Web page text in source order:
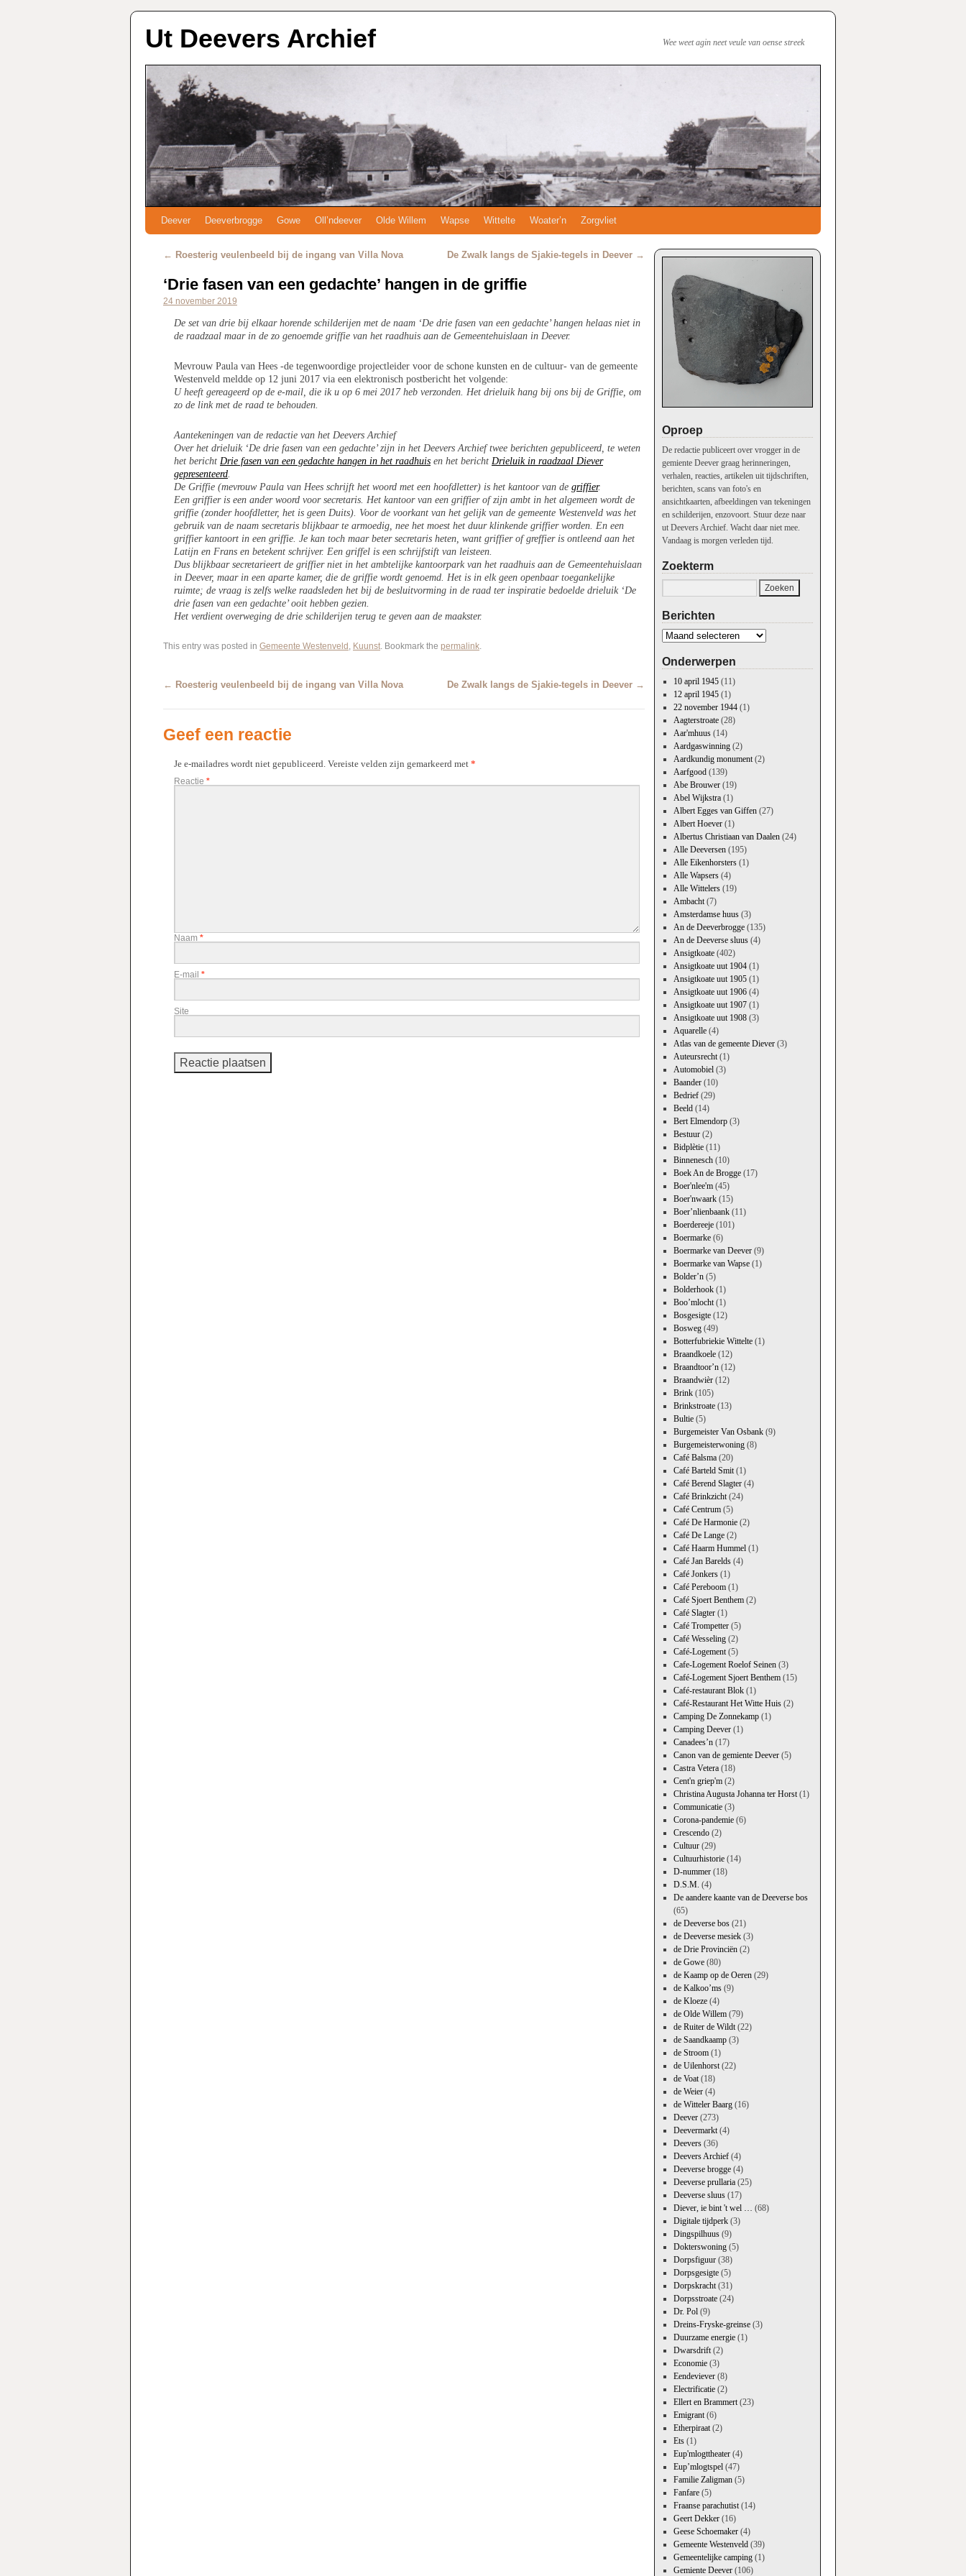
Ut Deevers Archief Wee weet agin neet veule van oense streek
Deever Deeverbrogge Gowe Oll’ndeever Olde Willem Wapse Wittelte Woater’n Zorgvliet
← Roesterig veulenbeeld bij de ingang van Villa Nova De Zwalk langs de Sjakie-tegels in Deever →
‘Drie fasen van een gedachte’ hangen in de griffie
24 november 2019
De set van drie bij elkaar horende schilderijen met de naam ‘De drie fasen van een gedachte’ hangen helaas niet in
de raadzaal maar in de zo genoemde griffie van het raadhuis aan de Gemeentehuislaan in Deever.
Mevrouw Paula van Hees -de tegenwoordige projectleider voor de schone kunsten en de cultuur- van de gemeente
Westenveld meldde op 12 juni 2017 via een elektronisch postbericht het volgende:
U heeft gereageerd op de e-mail, die ik u op 6 mei 2017 heb verzonden. Het drieluik hang bij ons bij de Griffie, om
zo de link met de raad te behouden.
Aantekeningen van de redactie van het Deevers Archief
Over het drieluik ‘De drie fasen van een gedachte’ zijn in het Deevers Archief twee berichten gepubliceerd, te weten
het bericht Drie fasen van een gedachte hangen in het raadhuis en het bericht Drieluik in raadzaal Diever
gepresenteerd
De Griffie (mevrouw Paula van Hees schrijft het woord met een hoofdletter) is het kantoor van de griffier.
Een griffier is een ander woord voor secretaris. Het kantoor van een griffier of zijn ambt in het algemeen wordt de
griffie (zonder hoofdletter, het is geen Duits). Voor de voorkant van het gelijk van de gemeente Westenveld was het
gebruik van de naam secretaris blijkbaar te armoedig, nee het moest het duur klinkende griffier worden. En een
griffier kantoort in een griffie. Je kan toch maar beter secretaris heten, want griffier of greffier is ontleend aan het
Latijn en Frans en betekent schrijver. Een griffel is een schrijfstift van leisteen.
Dus blijkbaar secretarieert de griffier niet in het ambtelijke kantoorpark van het raadhuis aan de Gemeentehuislaan
in Deever, maar in een aparte kamer, die de griffie wordt genoemd. Het is in elk geen openbaar toegankelijke
ruimte; de vraag is zelfs welke raadsleden het bij de besluitvorming in de raad ter inspiratie bedoelde drieluik ‘De
drie fasen van een gedachte’ ooit hebben gezien.
Het verdient overweging de drie schilderijen terug te geven aan de maakster.
This entry was posted in Gemeente Westenveld , Kuunst. Bookmark the permalink.
← Roesterig veulenbeeld bij de ingang van Villa Nova De Zwalk langs de Sjakie-tegels in Deever →
Geef een reactie
Je e-mailadres wordt niet gepubliceerd. Vereiste velden zijn gemarkeerd met *
Reactie *
Naam *
E-mail *
Site
Oproep
De redactie publiceert over vrogger in de
gemiente Deever graag herinneringen,
verhalen, reacties, artikelen uit tijdschriften,
berichten, scans van foto's en
ansichtkaarten, afbeeldingen van tekeningen
en schilderijen, enzovoort. Stuur deze naar
ut Deevers Archief. Wacht daar niet mee.
Vandaag is morgen verleden tijd.
Zoekterm
Berichten
Onderwerpen
10 april 1945(11)
12 april 1945(1)
22 november 1944(1)
Aagterstroate(28)
Aar'mhuus(14)
Aardgaswinning(2)
Aardkundig monument(2)
Aarfgood(139)
Abe Brouwer(19)
Abel Wijkstra(1)
Albert Egges van Giffen(27)
Albert Hoever(1)
Albertus Christiaan van Daalen(24)
Alle Deeversen(195)
Alle Eikenhorsters(1)
Alle Wapsers(4)
Alle Wittelers(19)
Ambacht(7)
Amsterdamse huus(3)
An de Deeverbrogge(135)
An de Deeverse sluus(4)
Ansigtkoate(402)
Ansigtkoate uut 1904(1)
Ansigtkoate uut 1905(1)
Ansigtkoate uut 1906(4)
Ansigtkoate uut 1907(1)
Ansigtkoate uut 1908(3)
Aquarelle(4)
Atlas van de gemeente Diever(3)
Auteursrecht(1)
Automobiel(3)
Baander(10)
Bedrief(29)
Beeld(14)
Bert Elmendorp(3)
Bestuur(2)
Bidplètie(11)
Binnenesch(10)
Boek An de Brogge(17)
Boer'nlee'm(45)
Boer'nwaark(15)
Boer’nlienbaank(11)
Boerdereeje(101)
Boermarke(6)
Boermarke van Deever(9)
Boermarke van Wapse(1)
Bolder’n(5)
Bolderhook(1)
Boo’mlocht(1)
Bosgesigte(12)
Bosweg(49)
Botterfubriekie Wittelte(1)
Braandkoele(12)
Braandtoor’n(12)
Braandwièr(12)
Brink(105)
Brinkstroate(13)
Bultie(5)
Burgemeister Van Osbank(9)
Burgemeisterwoning(8)
Café Balsma(20)
Café Barteld Smit(1)
Café Berend Slagter(4)
Café Brinkzicht(24)
Café Centrum(5)
Café De Harmonie(2)
Café De Lange(2)
Café Haarm Hummel(1)
Café Jan Barelds(4)
Café Jonkers(1)
Café Pereboom(1)
Café Sjoert Benthem(2)
Café Slagter(1)
Café Trompetter(5)
Café Wesseling(2)
Café-Logement(5)
Cafe-Logement Roelof Seinen(3)
Café-Logement Sjoert Benthem(15)
Café-restaurant Blok(1)
Café-Restaurant Het Witte Huis(2)
Camping De Zonnekamp(1)
Camping Deever(1)
Canadees’n(17)
Canon van de gemiente Deever(5)
Castra Vetera(18)
Cent'n griep'm(2)
Christina Augusta Johanna ter Horst(1)
Communicatie(3)
Corona-pandemie(6)
Crescendo(2)
Cultuur(29)
Cultuurhistorie(14)
D-nummer(18)
D.S.M. (4)
De aandere kaante van de Deeverse bos
(65)
de Deeverse bos(21)
de Deeverse mesiek(3)
de Drie Provinciën(2)
de Gowe(80)
de Kaamp op de Oeren(29)
de Kalkoo’ms(9)
de Kloeze(4)
de Olde Willem(79)
de Ruiter de Wildt(22)
de Saandkaamp(3)
de Stroom(1)
de Uilenhorst(22)
de Voat(18)
de Weier(4)
de Witteler Baarg(16)
Deever(273)
Deevermarkt(4)
Deevers(36)
Deevers Archief(4)
Deeverse brogge(4)
Deeverse prullaria(25)
Deeverse sluus(17)
Diever, ie bint 't wel … (68)
Digitale tijdperk(3)
Dingspilhuus(9)
Dokterswoning(5)
Dorpsfiguur(38)
Dorpsgesigte(5)
Dorpskracht(31)
Dorpsstroate(24)
Dr. Pol(9)
Dreins-Fryske-greinse(3)
Duurzame energie(1)
Dwarsdrift(2)
Economie(3)
Eendeviever(8)
Electrificatie(2)
Ellert en Brammert(23)
Emigrant(6)
Etherpiraat(2)
Ets(1)
Eup'mlogttheater(4)
Eup’mlogtspel(47)
Familie Zaligman(5)
Fanfare(5)
Fraanse parachutist(14)
Geert Dekker(16)
Geese Schoemaker(4)
Gemeente Westenveld(39)
Gemeentelijke camping(1)
Gemiente Deever(106)